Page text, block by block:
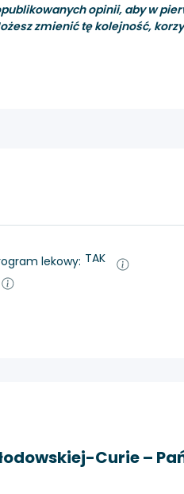
opinii, aby w
zmienić tę kolejność,
lekowy: TAK
Curie –